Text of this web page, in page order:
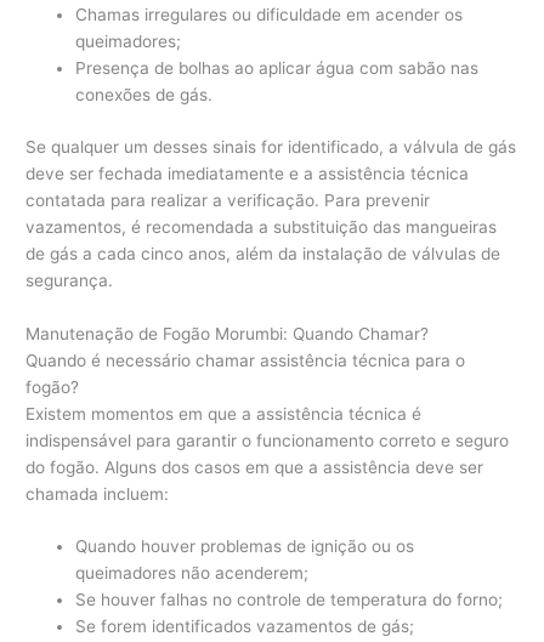
Chamas irregulares ou dificuldade em acender os
queimadores;
Presença de bolhas ao aplicar água com sabão nas
conexões de gás.
Se qualquer um desses sinais for identificado, a válvula de gás
deve ser fechada imediatamente e a assistência técnica
contatada para realizar a verificação. Para prevenir
vazamentos, é recomendada a substituição das mangueiras
de gás a cada cinco anos, além da instalação de válvulas de
segurança.
Manutenação de Fogão Morumbi: Quando Chamar?
Quando é necessário chamar assistência técnica para o
fogão?
Existem momentos em que a assistência técnica é
indispensável para garantir o funcionamento correto e seguro
do fogão. Alguns dos casos em que a assistência deve ser
chamada incluem:
Quando houver problemas de ignição ou os
queimadores não acenderem;
Se houver falhas no controle de temperatura do forno;
Se forem identificados vazamentos de gás;